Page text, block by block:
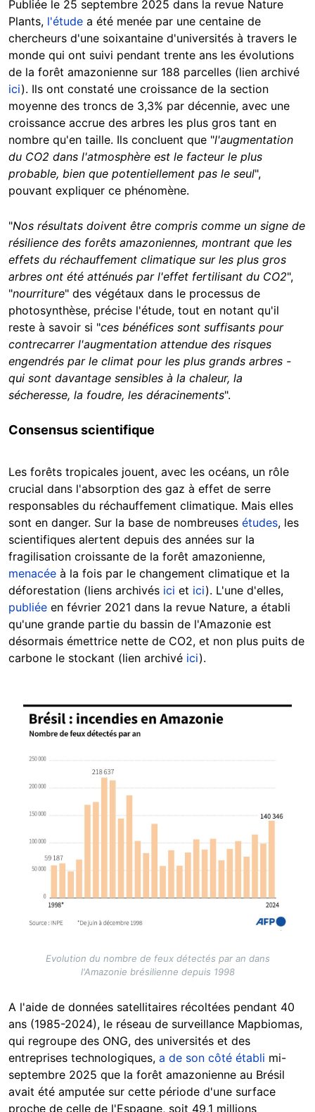
Publiée le 25 septembre 2025 dans la revue Nature
Plants, l'étude a été menée par une centaine de
chercheurs d'une soixantaine d'universités à travers le
monde qui ont suivi pendant trente ans les évolutions
de la forêt amazonienne sur 188 parcelles (lien archivé
ici). Ils ont constaté une croissance de la section
moyenne des troncs de 3,3% par décennie, avec une
croissance accrue des arbres les plus gros tant en
nombre qu'en taille. Ils concluent que "l'augmentation
du CO2 dans l'atmosphère est le facteur le plus
probable, bien que potentiellement pas le seul",
pouvant expliquer ce phénomène.
"Nos résultats doivent être compris comme un signe de
résilience des forêts amazoniennes, montrant que les
effets du réchauffement climatique sur les plus gros
arbres ont été atténués par l'effet fertilisant du CO2",
"nourriture" des végétaux dans le processus de
photosynthèse, précise l'étude, tout en notant qu'il
reste à savoir si "ces bénéfices sont suffisants pour
contrecarrer l'augmentation attendue des risques
engendrés par le climat pour les plus grands arbres -
qui sont davantage sensibles à la chaleur, la
sécheresse, la foudre, les déracinements".
Consensus scientifique
Les forêts tropicales jouent, avec les océans, un rôle
crucial dans l'absorption des gaz à effet de serre
responsables du réchauffement climatique. Mais elles
sont en danger. Sur la base de nombreuses études, les
scientifiques alertent depuis des années sur la
fragilisation croissante de la forêt amazonienne,
menacée à la fois par le changement climatique et la
déforestation (liens archivés ici et ici). L'une d'elles,
publiée en février 2021 dans la revue Nature, a établi
qu'une grande partie du bassin de l'Amazonie est
désormais émettrice nette de CO2, et non plus puits de
carbone le stockant (lien archivé ici).
Image
Evolution du nombre de feux détectés par an dans
l'Amazonie brésilienne depuis 1998
A l'aide de données satellitaires récoltées pendant 40
ans (1985-2024), le réseau de surveillance Mapbiomas,
qui regroupe des ONG, des universités et des
entreprises technologiques, a de son côté établi mi-
septembre 2025 que la forêt amazonienne au Brésil
avait été amputée sur cette période d'une surface
proche de celle de l'Espagne, soit 49,1 millions